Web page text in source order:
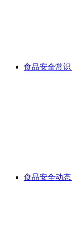
食品安全常识
食品安全动态